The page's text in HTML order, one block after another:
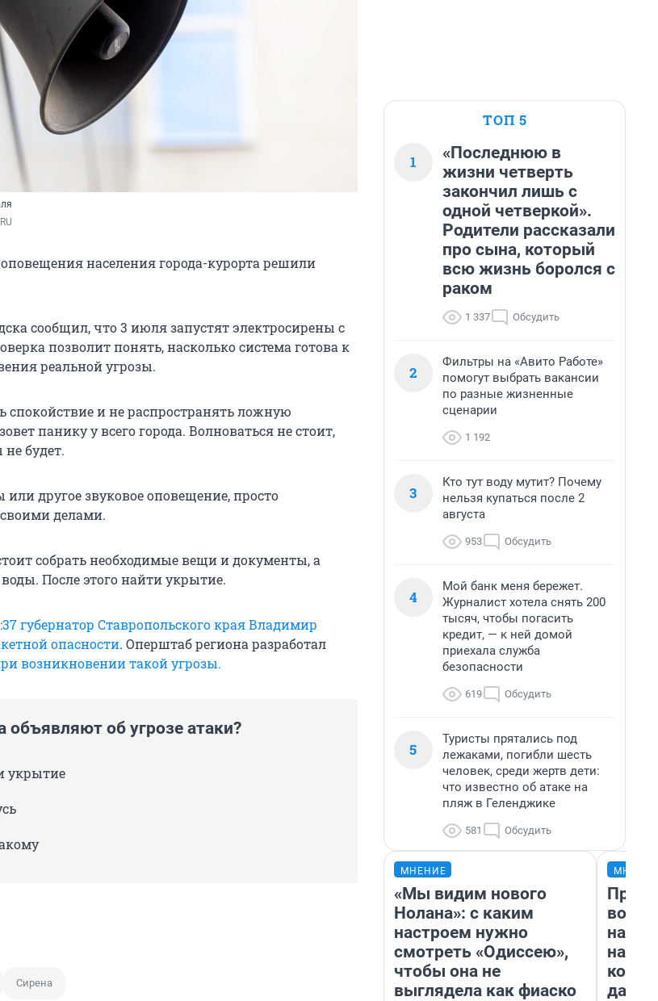
населения города-курорта решили
сообщил, что 3 июля запустят электросирены с
позволит понять, насколько система готова к
реальной угрозы.
спокойствие и не распространять ложную
панику у всего города. Волноваться не стоит,
будет.
другое звуковое оповещение, просто
делами.
собрать необходимые вещи и документы, а
После этого найти укрытие.
губернатор Ставропольского края Владимир
опасности. Оперштаб региона разработал
возникновении такой угрозы.
объявляют об угрозе атаки?
укрытие
Сирена
ТОП 5
1
«Последнюю в
жизни четверть
закончил лишь с
одной четверкой».
Родители рассказали
про сына, который
всю жизнь боролся с
раком
1 337 Обсудить
2
Фильтры на «Авито Работе»
помогут выбрать вакансии
по разные жизненные
сценарии
1 192
3
Кто тут воду мутит? Почему
нельзя купаться после 2
августа
953 Обсудить
4
Мой банк меня бережет.
Журналист хотела снять 200
тысяч, чтобы погасить
кредит, — к ней домой
приехала служба
безопасности
619 Обсудить
5
Туристы прятались под
лежаками, погибли шесть
человек, среди жертв дети:
что известно об атаке на
пляж в Геленджике
581 Обсудить
МНЕНИЕ
«Мы видим нового
Нолана»: с каким
настроем нужно
смотреть «Одиссею»,
чтобы она не
выглядела как фиаско
нам
даже